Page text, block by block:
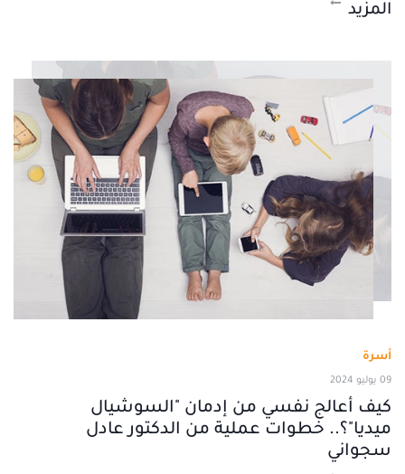
المزيد
أسرة
09 يوليو 2024
كيف أعالج نفسي من إدمان "السوشيال
ميديا"؟.. خطوات عملية من الدكتور عادل
سجواني